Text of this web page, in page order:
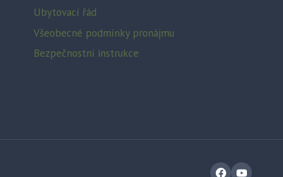
Ubytovací řád
Všeobecné podmínky pronájmu
Bezpečnostní instrukce